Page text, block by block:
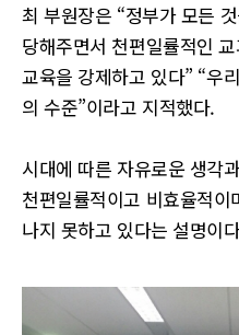
최 부원장은 “정부가 모든
당해주면서 천편일률적인
교육을 강제하고 있다” “우
의 수준”이라고 지적했다.
시대에 따른 자유로운 생각
천편일률적이고 비효율적
나지 못하고 있다는 설명이